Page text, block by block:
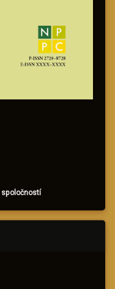
spoločností